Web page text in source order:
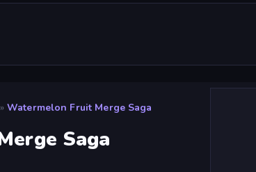
» Watermelon Fruit Merge Saga
Saga